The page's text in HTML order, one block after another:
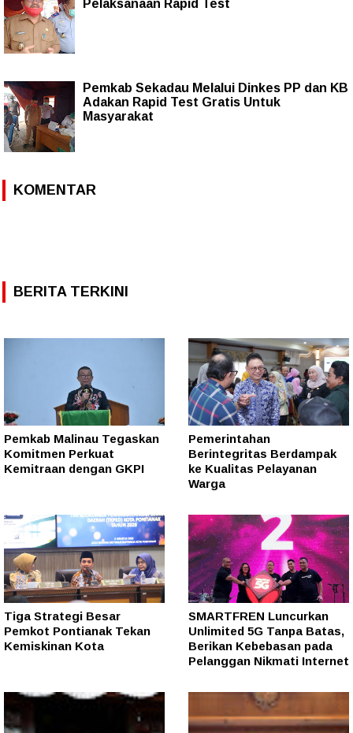
Pelaksanaan Rapid Test
Pemkab Sekadau Melalui Dinkes PP dan KB
Adakan Rapid Test Gratis Untuk
Masyarakat
KOMENTAR
BERITA TERKINI
Pemkab Malinau Tegaskan
Komitmen Perkuat
Kemitraan dengan GKPI
Pemerintahan
Berintegritas Berdampak
ke Kualitas Pelayanan
Warga
Tiga Strategi Besar
Pemkot Pontianak Tekan
Kemiskinan Kota
SMARTFREN Luncurkan
Unlimited 5G Tanpa Batas,
Berikan Kebebasan pada
Pelanggan Nikmati Internet